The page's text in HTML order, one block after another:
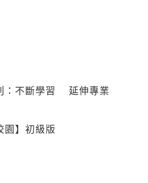
：不斷學習 延伸專業
園】初級版